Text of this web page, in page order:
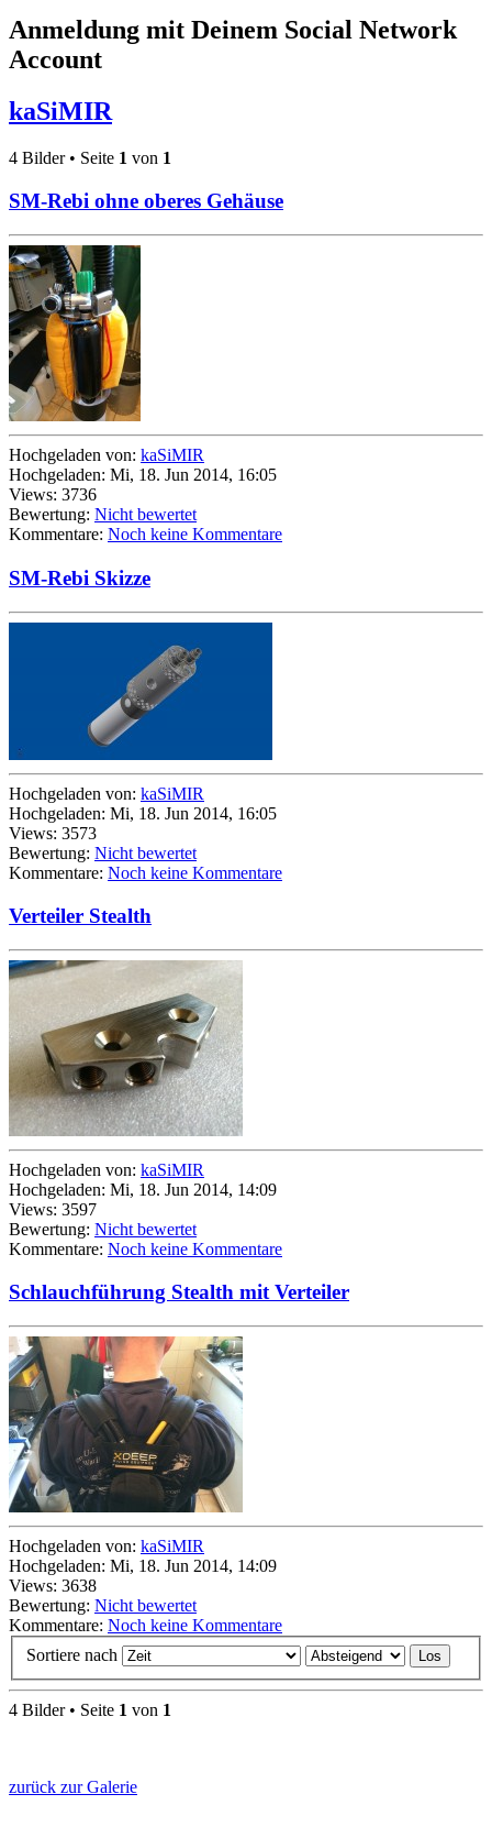
Anmeldung mit Deinem Social Network
Account
kaSiMIR
4 Bilder • Seite 1 von 1
SM-Rebi ohne oberes Gehäuse
Hochgeladen von: kaSiMIR
Hochgeladen: Mi, 18. Jun 2014, 16:05
Views: 3736
Bewertung: Nicht bewertet
Kommentare: Noch keine Kommentare
SM-Rebi Skizze
Hochgeladen von: kaSiMIR
Hochgeladen: Mi, 18. Jun 2014, 16:05
Views: 3573
Bewertung: Nicht bewertet
Kommentare: Noch keine Kommentare
Verteiler Stealth
Hochgeladen von: kaSiMIR
Hochgeladen: Mi, 18. Jun 2014, 14:09
Views: 3597
Bewertung: Nicht bewertet
Kommentare: Noch keine Kommentare
Schlauchführung Stealth mit Verteiler
Hochgeladen von: kaSiMIR
Hochgeladen: Mi, 18. Jun 2014, 14:09
Views: 3638
Bewertung: Nicht bewertet
Kommentare: Noch keine Kommentare
Sortiere nach
4 Bilder • Seite 1 von 1
zurück zur Galerie